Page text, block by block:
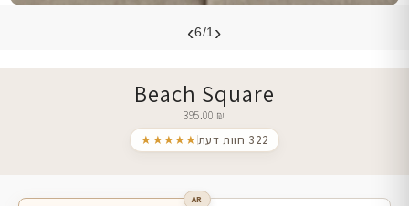
‹
6/1
›
Beach Square
395.00 ₪
★★★★★
322 חוות דעת
AR